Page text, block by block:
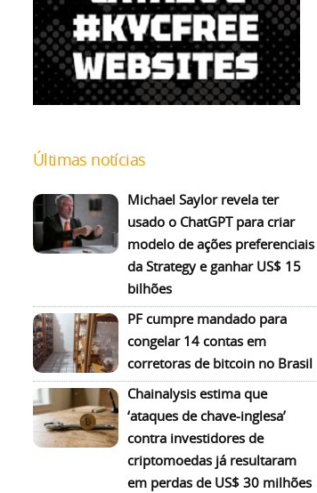
Últimas notícias
Michael Saylor revela ter
usado o ChatGPT para criar
modelo de ações preferenciais
da Strategy e ganhar US$ 15
bilhões
PF cumpre mandado para
congelar 14 contas em
corretoras de bitcoin no Brasil
Chainalysis estima que
‘ataques de chave-inglesa’
contra investidores de
criptomoedas já resultaram
em perdas de US$ 30 milhões